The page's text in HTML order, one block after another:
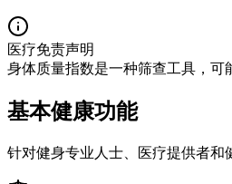
医疗免责声明
身体质量指数是一种筛查工具，可
基本健康功能
针对健身专业人士、医疗提供者和